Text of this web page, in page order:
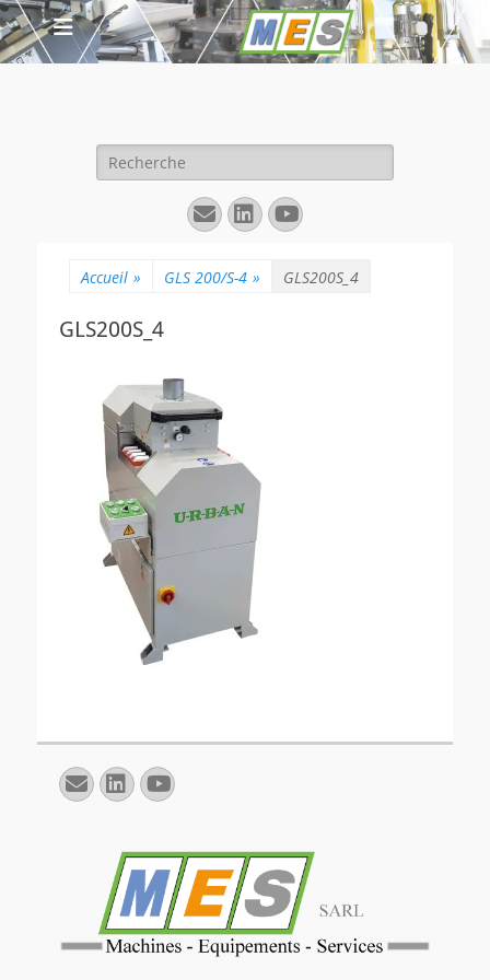
Rechercher :
E-
mail
Linkedin
YouTube
Accueil » GLS 200/S-4 » GLS200S_4
GLS200S_4
E-
mail
Linkedin
YouTube